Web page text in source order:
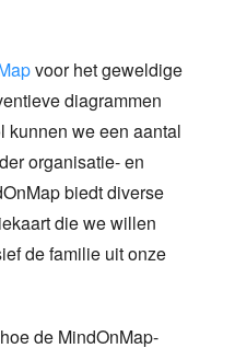
voor het geweldige
diagrammen
kunnen we een aantal
organisatie- en
biedt diverse
die we willen
de familie uit onze
de MindOnMap-